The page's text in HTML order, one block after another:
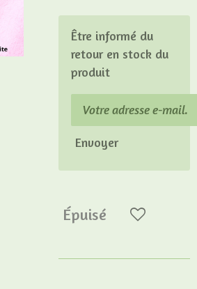
Être informé du
retour en stock du
produit
Envoyer
Épuisé